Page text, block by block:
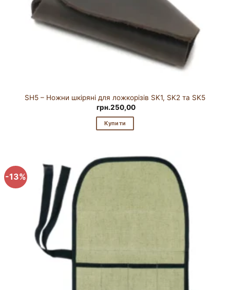
SH5 – Ножни шкіряні для ложкорізів SK1, SK2 та SK5
грн.250,00
Купити
-13%